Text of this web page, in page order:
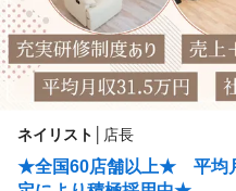
ネイリスト 店長
★全国60店舗以上★ 平均